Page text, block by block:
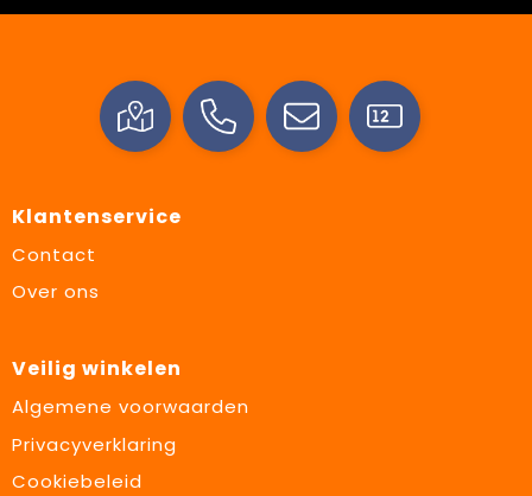
Klantenservice
Contact
Over ons
Veilig winkelen
Algemene voorwaarden
Privacyverklaring
Cookiebeleid